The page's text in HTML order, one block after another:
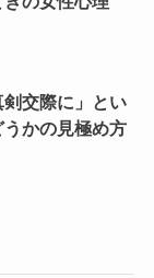
交際に」とい
かの見極め方